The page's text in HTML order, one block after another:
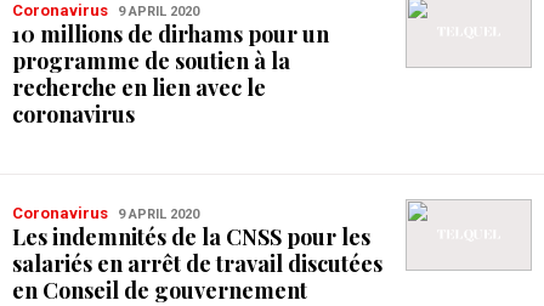
Coronavirus 9 APRIL 2020
10 millions de dirhams pour un
programme de soutien à la
recherche en lien avec le
coronavirus
Coronavirus 9 APRIL 2020
Les indemnités de la CNSS pour les
salariés en arrêt de travail discutées
en Conseil de gouvernement